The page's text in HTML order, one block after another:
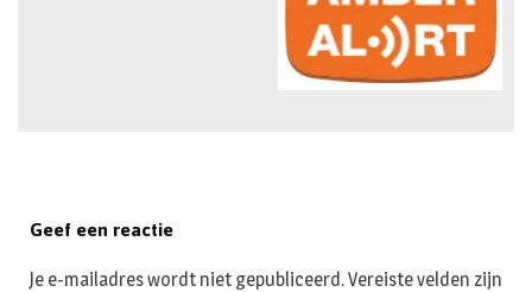
Geef een reactie
Je e-mailadres wordt niet gepubliceerd.Vereiste velden zijn